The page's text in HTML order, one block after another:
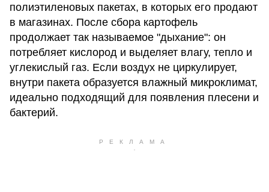
полиэтиленовых пакетах, в которых его продают
в магазинах. После сбора картофель
продолжает так называемое "дыхание": он
потребляет кислород и выделяет влагу, тепло и
углекислый газ. Если воздух не циркулирует,
внутри пакета образуется влажный микроклимат,
идеально подходящий для появления плесени и
бактерий.